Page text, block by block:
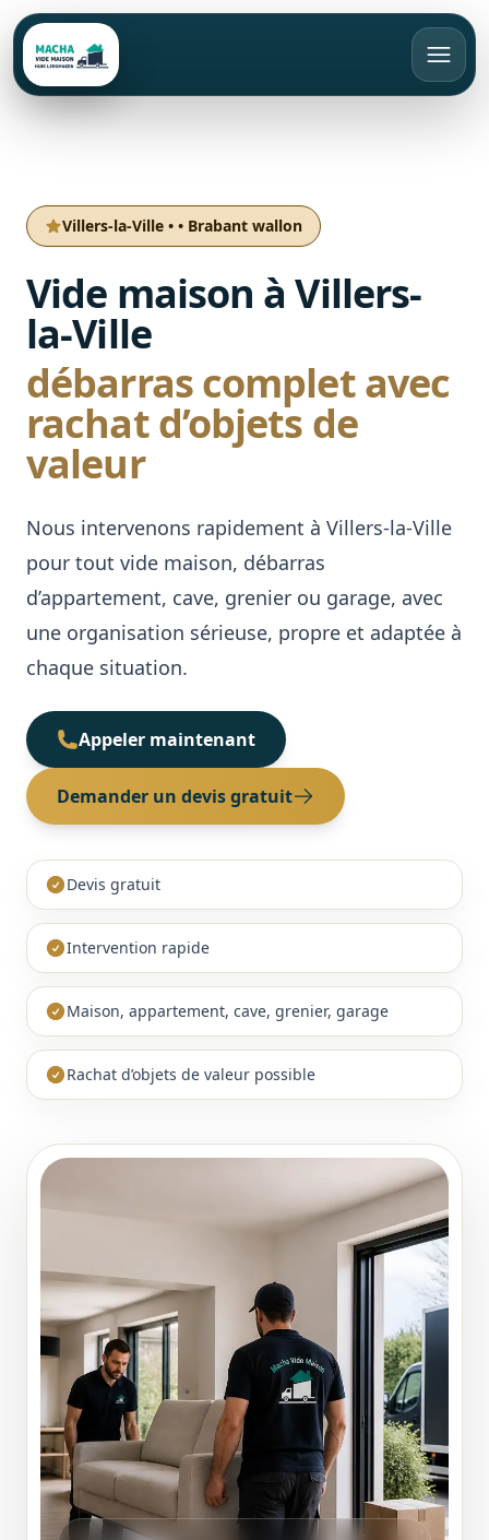
Accueil
Vide maison
Bruxelles
Brabant Wallon
Brabant Flamand
Débarras
Appartement
Maison
Cave / Grenier / Garage
Rachat d’objets
Tarifs
Réalisations
Avis clients
Contact
Villers-la-Ville • • Brabant wallon
Vide maison à Villers-
la-Ville
débarras complet avec
rachat d’objets de
valeur
Nous intervenons rapidement à Villers-la-Ville
pour tout vide maison, débarras
d’appartement, cave, grenier ou garage, avec
une organisation sérieuse, propre et adaptée à
chaque situation.
Appeler maintenant
Demander un devis gratuit
Devis gratuit
Intervention rapide
Maison, appartement, cave, grenier, garage
Rachat d’objets de valeur possible